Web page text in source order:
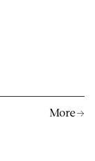
More →